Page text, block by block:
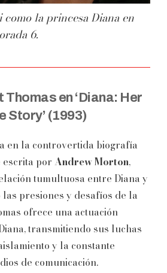
la princesa Diana en
6.
en ‘Diana: Her
Story’ (1993)
en la controvertida biografía
escrita por Andrew Morton,
tumultuosa entre Diana y
presiones y desafíos de la
ofrece una actuación
transmitiendo sus luchas
y la constante
de comunicación.